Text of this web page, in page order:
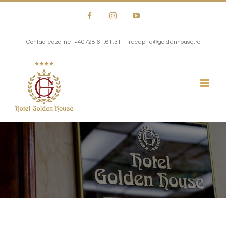
content
FacebookInstagramYouTube
Contacteaza-ne! +40728.61.61.31 receptie@goldenhouse.ro